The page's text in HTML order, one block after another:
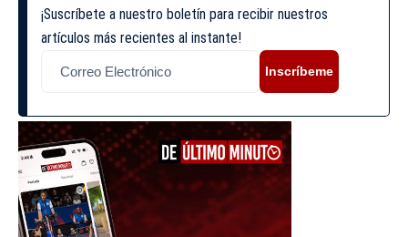
¡Suscríbete a nuestro boletín para recibir nuestros
artículos más recientes al instante!
Inscríbeme